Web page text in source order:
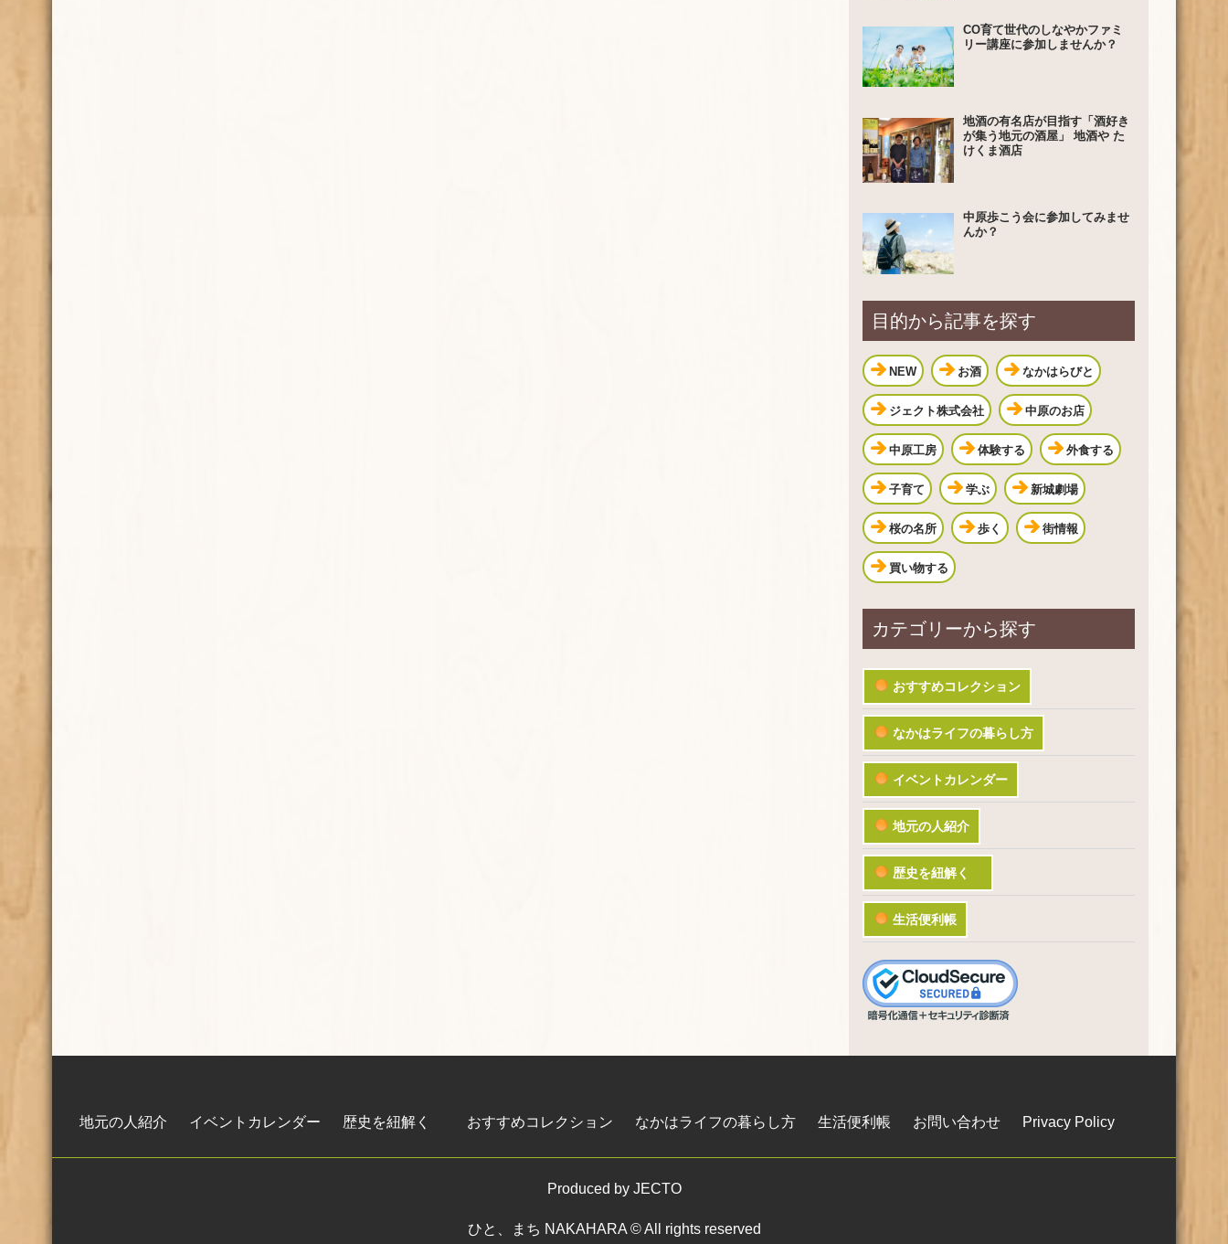
CO育て世代のしなやかファミ
リー講座に参加しませんか？
地酒の有名店が目指す「酒好き
が集う地元の酒屋」 地酒や た
けくま酒店
中原歩こう会に参加してみませ
んか？
目的から記事を探す
NEW お酒 なかはらびと
ジェクト株式会社 中原のお店
中原工房 体験する 外食する
子育て 学ぶ 新城劇場
桜の名所 歩く 街情報
買い物する
カテゴリーから探す
おすすめコレクション
なかはライフの暮らし方
イベントカレンダー
地元の人紹介
歴史を紐解く
生活便利帳
地元の人紹介 イベントカレンダー 歴史を紐解く おすすめコレクション なかはライフの暮らし方 生活便利帳 お問い合わせ Privacy Policy
Produced by JECTO
ひと、まち NAKAHARA © All rights reserved